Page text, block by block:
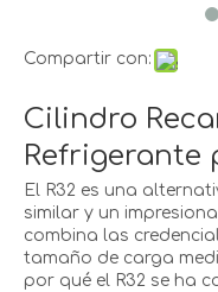
Compartir con:
Cilindro
Refrigerante
El R32 es una
similar y un
combina las
tamaño de carga
por qué el R32 se ha